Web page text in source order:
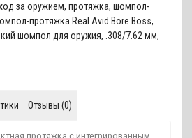
за оружием, протяжка, шомпол-
протяжка Real Avid Bore Boss,
шомпол для оружия, .308/7.62 мм,
Отзывы (0)